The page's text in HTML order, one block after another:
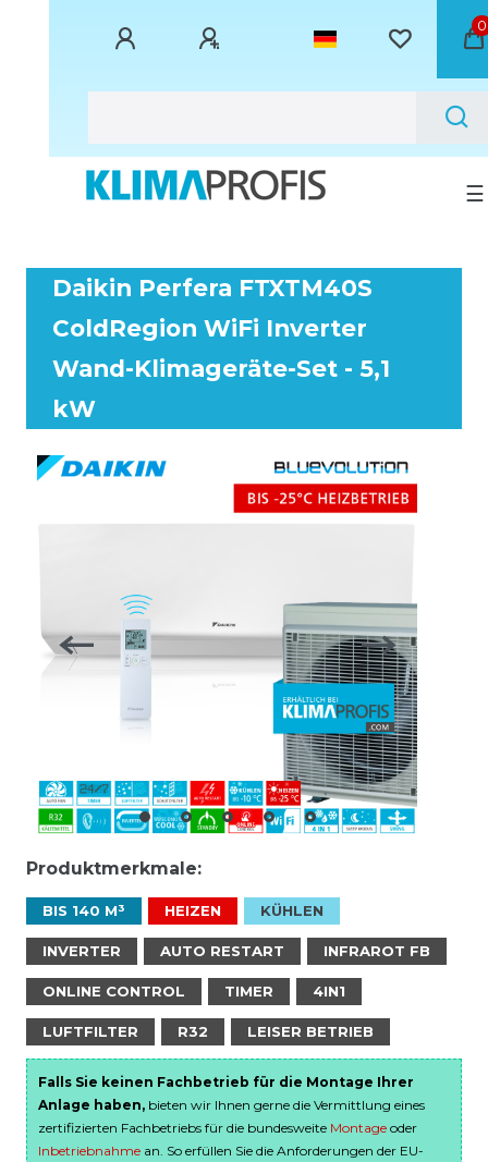
0
☰
Daikin Perfera FTXTM40S
ColdRegion WiFi Inverter
Wand-Klimageräte-Set - 5,1
kW
Produktmerkmale:
BIS 140 M³ HEIZEN KÜHLEN
INVERTER AUTO RESTART INFRAROT FB
ONLINE CONTROL TIMER 4IN1
LUFTFILTER R32 LEISER BETRIEB
Falls Sie keinen Fachbetrieb für die Montage Ihrer
Anlage haben, bieten wir Ihnen gerne die Vermittlung eines
zertifizierten Fachbetriebs für die bundesweite Montage oder
Inbetriebnahme an. So erfüllen Sie die Anforderungen der EU-